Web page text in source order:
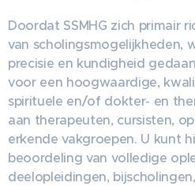
Doordat SSMHG zich primair
van scholingsmogelijkheden,
precisie en kundigheid
voor een hoogwaardige,
spirituele en/of dokter- en
aan therapeuten, cursisten,
erkende vakgroepen. U kunt
beoordeling van volledige
deelopleidingen,